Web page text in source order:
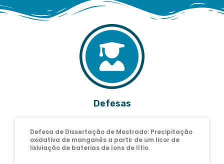
Defesas
Defesa de Dissertação de Mestrado: Precipitação
oxidativa de manganês a partir de um licor de
lixiviação de baterias de íons de lítio.